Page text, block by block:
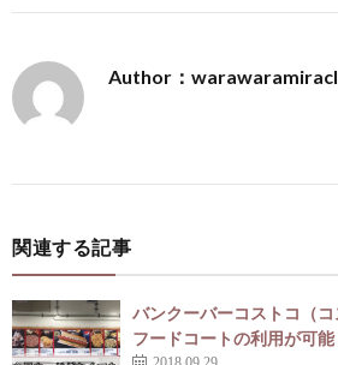
Author：
関連する記事
バンクーバーコストコ（
フードコートの利用が可能
2018.09.29